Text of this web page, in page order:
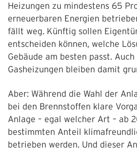
Heizungen zu mindestens 65
erneuerbaren Energien
fällt weg. Künftig sollen
entscheiden können, welche
Gebäude am besten passt.
Gasheizungen bleiben damit
Aber: Während die Wahl der
bei den Brennstoffen klare
Anlage – egal welcher Art – ab
bestimmten Anteil
betrieben werden. Und dieser